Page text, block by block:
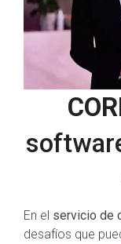
En el servicio de
desafíos que